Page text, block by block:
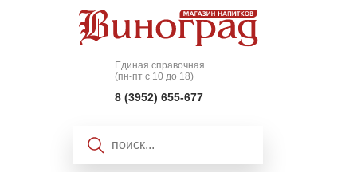
Единая справочная
(пн-пт с 10 до 18)
8 (3952) 655-677